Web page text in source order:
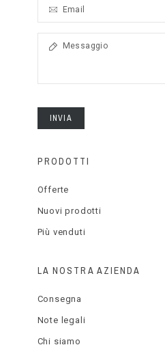
INVIA
PRODOTTI
Offerte
Nuovi prodotti
Più venduti
LA NOSTRA AZIENDA
Consegna
Note legali
Chi siamo